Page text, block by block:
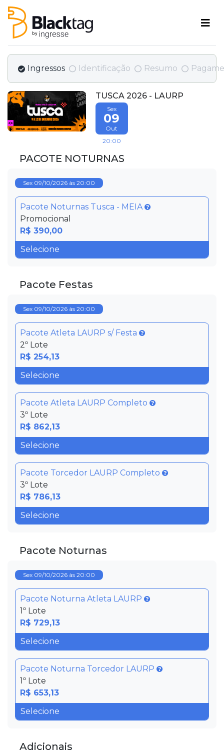
Ingressos Identificação Resumo
TUSCA 2026 - LAURP
Sex
09
Out
20:00
PACOTE NOTURNAS
Sex 09/10/2026 às 20:00
Pacote Noturnas Tusca - MEIA
Promocional
R$ 390,00
Pacote Festas
Sex 09/10/2026 às 20:00
Pacote Atleta LAURP s/ Festa
2º Lote
R$ 254,13
Pacote Atleta LAURP Completo
3º Lote
R$ 862,13
Pacote Torcedor LAURP Completo
3º Lote
R$ 786,13
Pacote Noturnas
Sex 09/10/2026 às 20:00
Pacote Noturna Atleta LAURP
1º Lote
R$ 729,13
Pacote Noturna Torcedor LAURP
1º Lote
R$ 653,13
Adicionais